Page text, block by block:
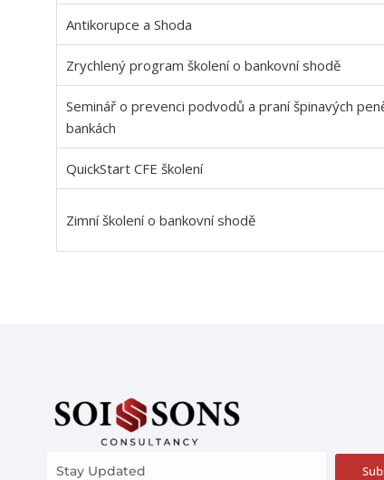
Antikorupce a Shoda
Zrychlený program školení o bankovní shodě
Seminář o prevenci podvodů a praní špinavých
bankách
QuickStart CFE školení
Zimní školení o bankovní shodě